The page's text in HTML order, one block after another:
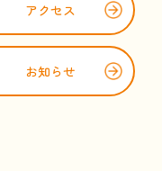
アクセス
お知 らせ